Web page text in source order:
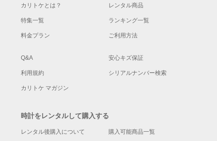
カリトケとは？ レンタル商品
特集一覧 ランキング一覧
料金プラン ご利用方法
Q&A 安心キズ保証
利用規約 シリアルナンバー検索
カリトケ マガジン
時計をレンタルして購入する
レンタル後購入について 購入可能商品一覧